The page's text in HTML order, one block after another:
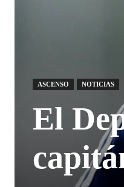
ASCENSO NOTICIAS
El